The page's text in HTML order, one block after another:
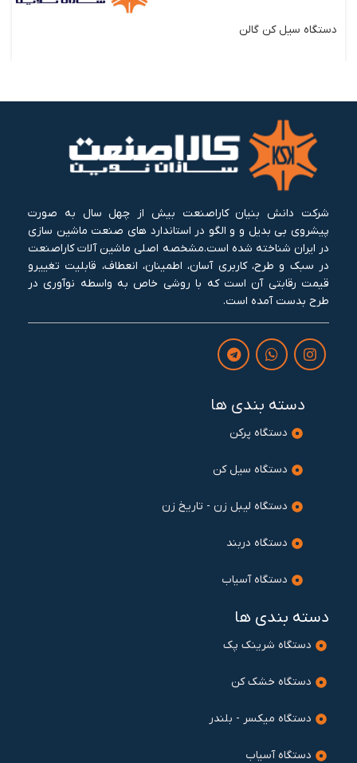
دستگاه سیل کن گالن
شرکت دانش بنیان کاراصنعت بیش از چهل سال به صورت
پیشروی بی بدیل و و الگو در استاندارد های صنعت ماشین سازی
در ایران شناخته شده است.مشخصه اصلی ماشین آلات کاراصنعت
در سبک و طرح، کاربری آسان، اطمینان، انعطاف، قابلیت تغییرو
قیمت رقابتی آن است که با روشی خاص به واسطه نوآوری در
طرح بدست آمده است.
دسته بندی ها
دستگاه پرکن
دستگاه سیل کن
دستگاه لیبل زن - تاریخ زن
دستگاه دربند
دستگاه آسیاب
دسته بندی ها
دستگاه شرینک پک
دستگاه خشک کن
دستگاه میکسر - بلندر
دستگاه آسیاب